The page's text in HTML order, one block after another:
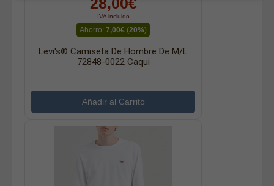
IVA incluido
Ahorro: 7,00€ (20%)
Levi's® Camiseta De Hombre De M/l
72848-0022 Caqui